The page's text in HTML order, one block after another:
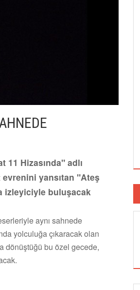
11 Hizasında" adlı
yansıtan "Ateş
izleyiciyle buluşacak
aynı sahnede
yolculuğa çıkaracak olan
dönüştüğü bu özel gecede,